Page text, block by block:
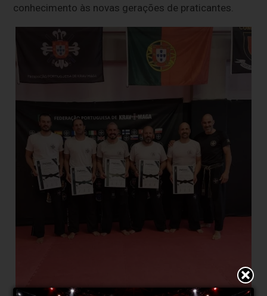
conhecimento às novas gerações de praticantes.